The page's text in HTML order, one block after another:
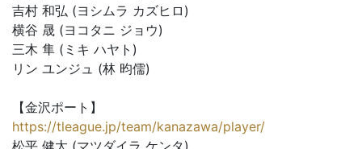
吉村 和弘 (ヨシムラ カズヒロ)
横谷 晟 (ヨコタニ ジョウ)
三木 隼 (ミキ ハヤト)
リン ユンジュ (林 昀儒)
【金沢ポート】
https://tleague.jp/team/kanazawa/player/
松平 健太 (マツダイラ ケンタ)